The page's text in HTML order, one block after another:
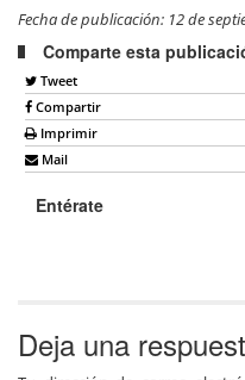
Fecha de publicación: 12 de
Comparte esta
Tweet
Compartir
Imprimir
Mail
Entérate
Deja una